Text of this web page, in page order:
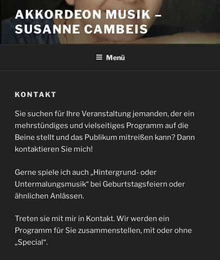
Inhalt
springen
AKKORDEON MUSIK –
SUSANNE CAMBEIS
Menü
KONTAKT
Sie suchen für Ihre Veranstaltung jemanden, der ein
mehrstündiges und vielseitiges Programm auf die
Beine stellt und das Publikum mitreißen kann? Dann
kontaktieren Sie mich!
Gerne spiele ich auch „Hintergrund- oder
Untermalungsmusik“ bei Geburtstagsfeiern oder
ähnlichen Anlässen.
Treten sie mit mir in Kontakt. Wir werden ein
Programm für Sie zusammenstellen, mit oder ohne
„Special“.